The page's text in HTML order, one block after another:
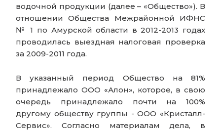
водочной продукции (далее – «Общество»). В
отношении Общества Межрайонной ИФНС
№ 1 по Амурской области в 2012-2013 годах
проводилась выездная налоговая проверка
за 2009-2011 года.
В указанный период Общество на 81%
принадлежало ООО «Алон», которое, в свою
очередь принадлежало почти на 100%
другому обществу группы - ООО «Кристалл-
Сервис». Согласно материалам дела, в